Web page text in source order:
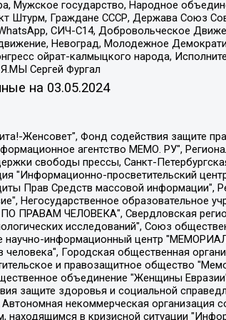
Мужское государство, Народное
Штурм, Граждане СССР, Держава Союз
СИЧ-С14, Добровольческое
Невоград, Молодежное
ойрат-калмыцкого народа,
Сергей Фургал
на 03.05.2024
Анин Роман Александрович, Юридическое лицо Istories fonds, зарегистрированное в Латвийской Республике (регистрационный номер 50008295751, дата регистрации 24.02.2020), Великовский Дмитрий Александрович, Долинина Ирина Николаевна, Мароховская Алеся Алексеевна, Шлейнов Роман Юрьевич, Шмагун Олеся Валентиновна, Общество с ограниченной ответственностью "Альтаир 2021", Общество с ограниченной ответственностью "Вега 2021", Общество с ограниченной ответственностью "Главный редактор 2021", Общество с ограниченной ответственностью "Ромашки монолит", Важенков Артем Валерьевич, Ивановская областная общественная организация "Центр гендерных исследований", Гурман Юрий Альбертович, Медиапроект "ОВД-Инфо", Егоров Владимир Владимирович, Жилинский Владимир Александрович, Общество с ограниченной ответственностью "ЗП", Иванова София Юрьевна, Карезина Инна Павловна, Кильтау Екатерина Викторовна, Петров Алексей Викторович, Пискунов Сергей Евгеньевич, Смирнов Сергей Сергеевич, Тихонов Михаил Сергеевич, Общество с ограниченной ответственностью "ЖУРНАЛИСТ-ИНОСТРАННЫЙ АГЕНТ", Арапова Галина Юрьевна, Вольтская Татьяна Анатольевна, Американская компания "Mason G.E.S. Anonymous Foundation" (США), являющаяся владельцем интернет-издания https://mnews.world/, Компания "Stichting Bellingcat", зарегистрированная в Нидерландах (дата регистрации 11.07.2018), Захаров Андрей Вячеславович, Клепиковская Екатерина Дмитриевна, Общество с ограниченной ответственностью "МЕМО", Перл Роман Александрович, Симонов Евгений Алексеевич, Соловьева Елена Анатольевна, Сотников Даниил Владимирович, Сурначева Елизавета Дмитриевна, Автономная некоммерческая организация по защите прав человека и информированию населения "Якутия – Наше Мнение", Общество с ограниченной ответственностью "Москоу диджитал медиа", с 26.01.2023 Общество с ограниченной ответственностью "Чайка Белые сады", Ветошкина Валерия Валерьевна, Заговора Максим Александрович, Межрегиональное общественное движение "Российская ЛГБТ - сеть", Оленичев Максим Владимирович, Павлов Иван Юрьевич, Скворцова Елена Сергеевна, Общество с ограниченной ответственностью "Как бы инагент", Кочетков Игорь Викторович, Общество с ограниченной ответственностью "Честные выборы", Еланчик Олег Александрович, Общество с ограниченной ответственностью "Нобелевский призыв", Гималова Регина Эмилевна, Григорьев Андрей Валерьевич, Григорьева Алина Александровна, Ассоциация по содействию защите прав призывников, альтернативнослужащих и военнослужащих "Правозащитная группа